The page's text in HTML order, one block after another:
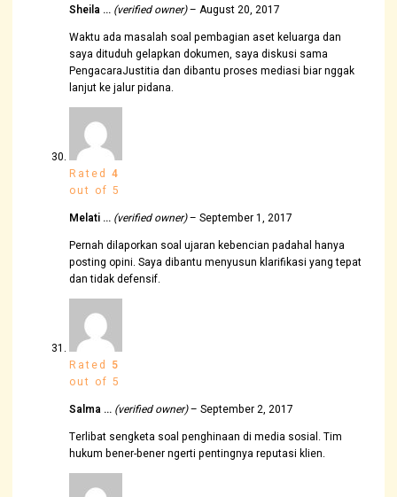
Sheila … (verified owner)– August 20, 2017
Waktu ada masalah soal pembagian aset keluarga dan
saya dituduh gelapkan dokumen, saya diskusi sama
PengacaraJustitia dan dibantu proses mediasi biar nggak
lanjut ke jalur pidana.
Rated4
out of 5
Melati … (verified owner)– September 1, 2017
Pernah dilaporkan soal ujaran kebencian padahal hanya
posting opini. Saya dibantu menyusun klarifikasi yang tepat
dan tidak defensif.
Rated 5
out of 5
Salma … (verified owner)– September 2, 2017
Terlibat sengketa soal penghinaan di media sosial. Tim
hukum bener-bener ngerti pentingnya reputasi klien.